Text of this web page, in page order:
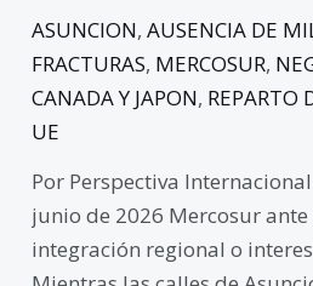
ASUNCION,AUSENCIA DE
FRACTURAS, MERCOSUR,
CANADA Y JAPON, REPARTO
UE
Por Perspectiva
junio de 2026 Mercosur
integración regional o